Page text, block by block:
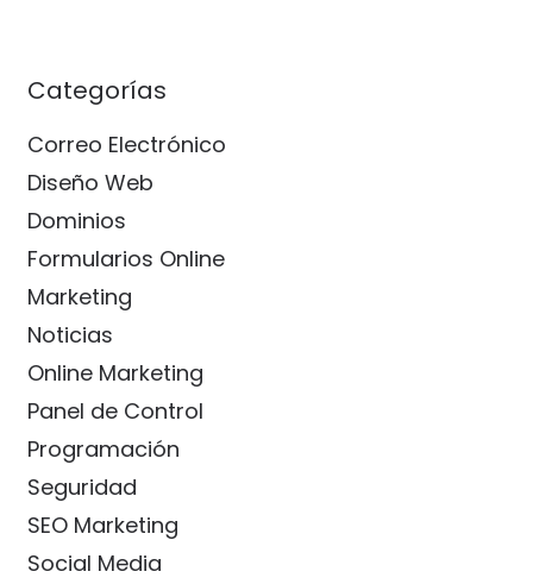
Categorías
Correo Electrónico
Diseño Web
Dominios
Formularios Online
Marketing
Noticias
Online Marketing
Panel de Control
Programación
Seguridad
SEO Marketing
Social Media